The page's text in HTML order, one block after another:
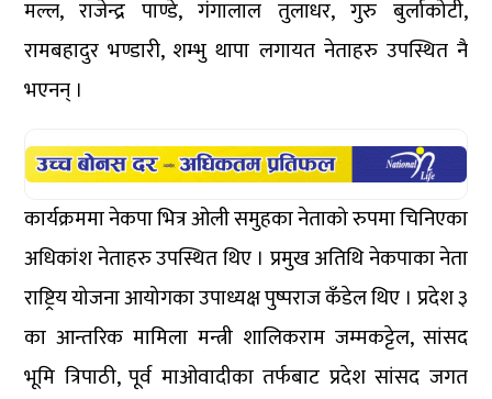
मल्ल, राजेन्द्र पाण्डे, गंगालाल तुलाधर, गुरु बुर्लाकोटी,
रामबहादुर भण्डारी, शम्भु थापा लगायत नेताहरु उपस्थित नै
भएनन् ।
कार्यक्रममा नेकपा भित्र ओली समुहका नेताको रुपमा चिनिएका
अधिकांश नेताहरु उपस्थित थिए । प्रमुख अतिथि नेकपाका नेता
राष्ट्रिय योजना आयोगका उपाध्यक्ष पुष्पराज कँडेल थिए । प्रदेश ३
का आन्तरिक मामिला मन्त्री शालिकराम जम्मकट्टेल, सांसद
भूमि त्रिपाठी, पूर्व माओवादीका तर्फबाट प्रदेश सांसद जगत